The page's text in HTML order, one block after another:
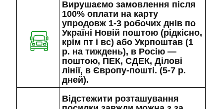
Вирушаємо замовлення після
100% оплати на карту
упродовж 1-3 робочих днів по
Україні Новій поштою (рідкісно,
крім пт і вс) або Укрпоштав (1
р. на тиждень), в Росію —
поштою, ПЕК, СДЕК, Ділові
лінії, в Європу-пошті. (5-7 р.
дней).
Відстежити розташування